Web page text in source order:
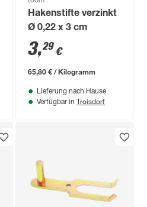
Hakenstifte verzinkt
Ø 0,22 x 3 cm
3,29 €
65,80 € / Kilogramm
Lieferung nach Hause
Verfügbar in Troisdorf